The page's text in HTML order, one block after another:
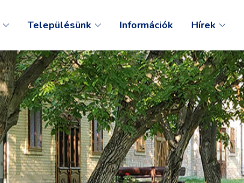
Településünk Információk Hírek